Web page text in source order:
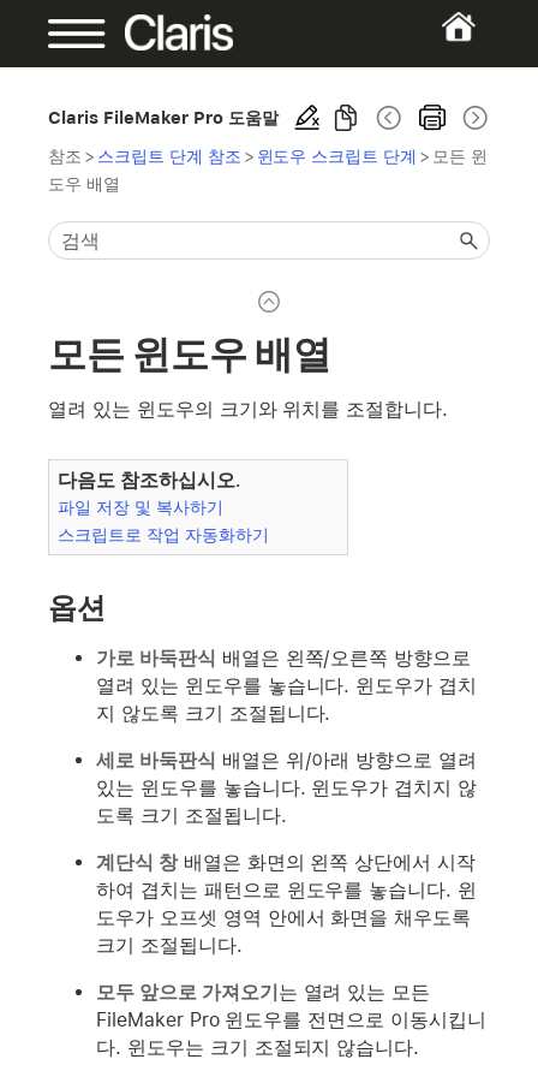
Claris FileMaker Pro 도움말
참조 > 스크립트 단계 참조 > 윈도우 스크립트 단계 > 모든 윈
도우 배열
모든 윈도우 배열
열려 있는 윈도우의 크기와 위치를 조절합니다.
다음도 참조하십시오.
파일 저장 및 복사하기
스크립트로 작업 자동화하기
옵션
가로 바둑판식 배열은 왼쪽/오른쪽 방향으로
열려 있는 윈도우를 놓습니다. 윈도우가 겹치
지 않도록 크기 조절됩니다.
세로 바둑판식 배열은 위/아래 방향으로 열려
있는 윈도우를 놓습니다. 윈도우가 겹치지 않
도록 크기 조절됩니다.
계단식 창배열은 화면의 왼쪽 상단에서 시작
하여 겹치는 패턴으로 윈도우를 놓습니다. 윈
도우가 오프셋 영역 안에서 화면을 채우도록
크기 조절됩니다.
모두 앞으로 가져오기는 열려 있는 모든
FileMaker Pro 윈도우를 전면으로 이동시킵니
다. 윈도우는 크기 조절되지 않습니다.